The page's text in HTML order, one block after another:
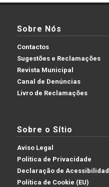
Sobre Nós
Contactos
Sugestões e Reclamações
Revista Municipal
Canal de Denúncias
Livro de Reclamações
Sobre o Sítio
Aviso Legal
Política de Privacidade
Declaração de
Política de Cookie (EU)